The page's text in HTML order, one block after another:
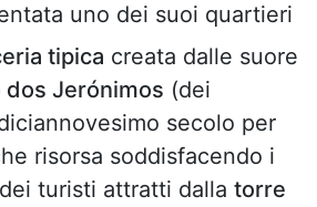
uno dei suoi quartieri
tipica creata dalle suore
dos Jerónimos (dei
secolo per
risorsa soddisfacendo i
dei turisti attratti dalla torre